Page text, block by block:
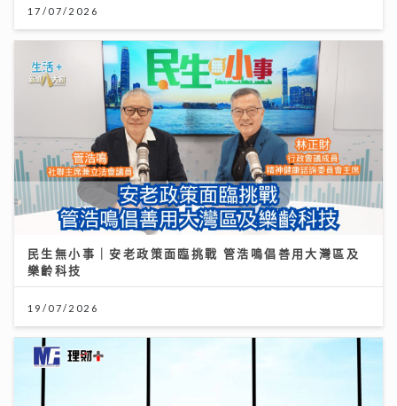
17/07/2026
民生無小事｜安老政策面臨挑戰 管浩鳴倡善用大灣區及
樂齡科技
19/07/2026